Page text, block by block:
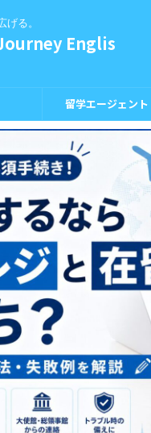
る。
Englis
留学エージェント